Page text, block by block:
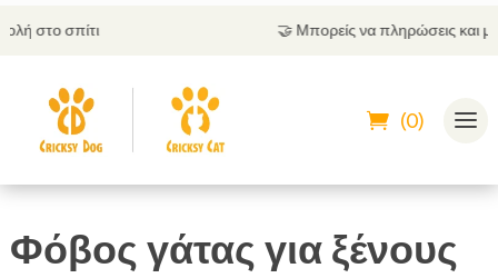
Μπορείς να πληρώσεις και με αντικαταβολή
(0)
Φόβος γάτας για ξένους